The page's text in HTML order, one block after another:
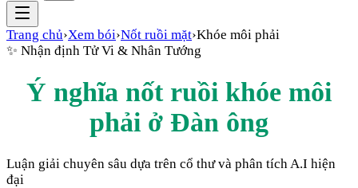
Trang chủ›Xem bói›Nốt ruồi mặt›Khóe môi phải
✨ Nhận định Tử Vi & Nhân Tướng
Ý nghĩa nốt ruồi khóe môi
phải ở Đàn ông
Luận giải chuyên sâu dựa trên cổ thư và phân tích A.I hiện
đại